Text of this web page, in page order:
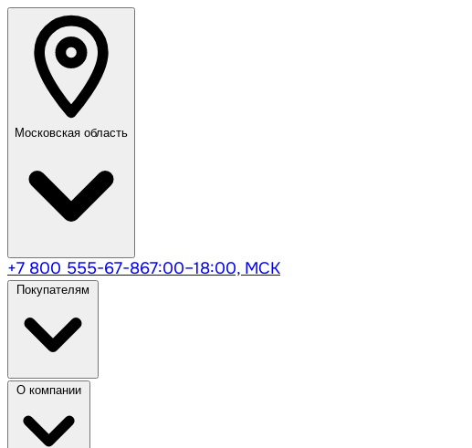
Московская область
+7 800 555-67-867:00–18:00, МСК